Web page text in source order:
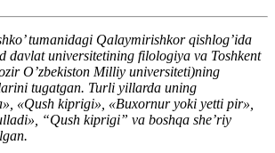
tumanidagi Qalaymirishkor qishlog’ida
davlat universitetining filologiya va Toshkent
O’zbekiston Milliy universiteti)ning
tugatgan. Turli yillarda uning
«Qush kiprigi», «Buxornur yoki yetti pir»,
“Qush kiprigi” va boshqa she’riy